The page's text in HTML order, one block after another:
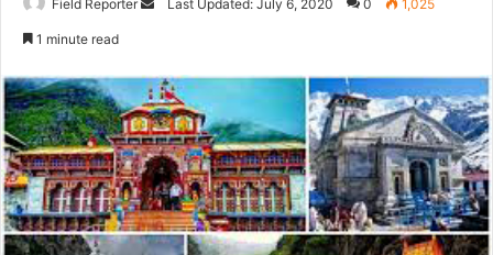
Field Reporter Last Updated: July 6, 2020 0 1,025
1 minute read